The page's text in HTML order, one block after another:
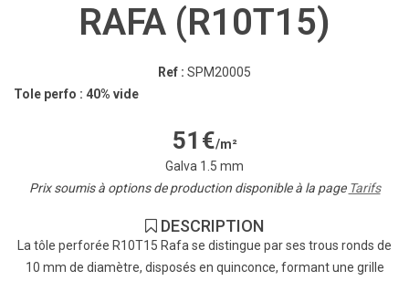
RAFA (R10T15)
Ref : SPM20005
Tole perfo : 40% vide
51 €/m²
Galva 1.5 mm
Prix soumis à options de production disponible à la page Tarifs
DESCRIPTION
La tôle perforée R10T15 Rafa se distingue par ses trous ronds de
10 mm de diamètre, disposés en quinconce, formant une grille